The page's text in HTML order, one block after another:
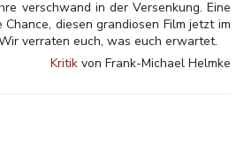
verschwand in der Versenkung. Eine
diesen grandiosen Film jetzt im
verraten euch, was euch erwartet.
Kritik von Frank-Michael Helmke